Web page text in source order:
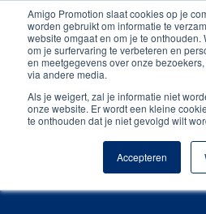
Amigo Promotion slaat cookies op je
worden gebruikt om informatie te
website omgaat en om je te
om je surfervaring te verbeteren en
en meetgegevens over onze
via andere media.
Als je weigert, zal je informatie niet
onze website. Er wordt een kleine
te onthouden dat je niet gevolgd wilt
Accepteren
Persoonlijk contact
Unieke producten